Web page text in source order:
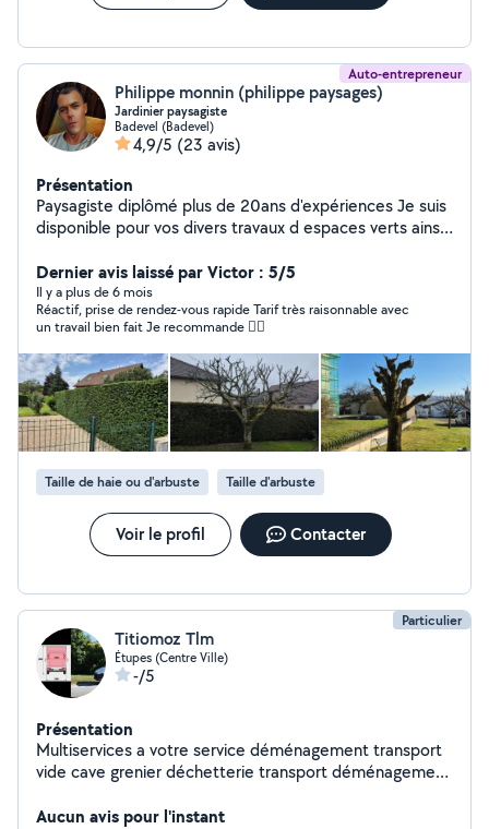
Auto-entrepreneur
Philippe monnin (philippe paysages)
Jardinier paysagiste
Badevel (Badevel)
4,9/5 (23 avis)
Présentation
Paysagiste diplômé plus de 20ans d'expériences Je suis
disponible pour vos divers travaux d espaces verts ainsi
impôts
Dernier avis laissé par Victor : 5/5
Il y a plus de 6 mois
Réactif, prise de rendez-vous rapide Tarif très raisonnable avec
un travail bien fait Je recommande 👌🏻
Taille de haie ou d'arbuste Taille d'arbuste
Voir le profil Contacter
Particulier
Titiomoz Tlm
Étupes (Centre Ville)
-/5
Présentation
Multiservices a votre service déménagement transport
vide cave grenier déchetterie transport déménagement
merci a très bientôt
Aucun avis pour l'instant